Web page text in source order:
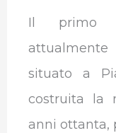
Il primo
situato a
costruita la
anni ottanta,